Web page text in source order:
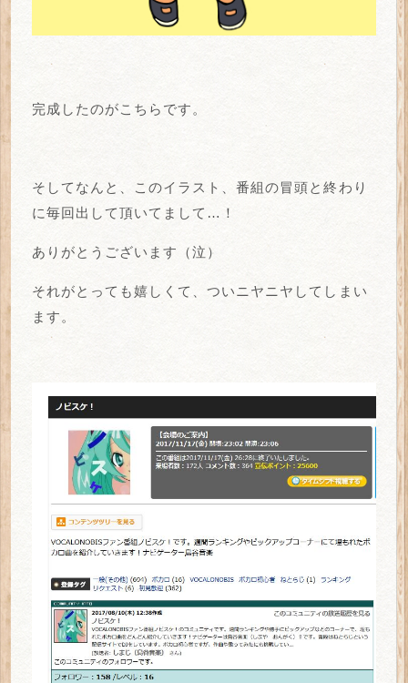
完成したのがこちらです。
そしてなんと、このイラスト、番組の冒頭と終わり
に毎回出して頂いてまして…！
ありがとうございます（泣）
それがとっても嬉しくて、ついニヤニヤしてしまい
ます。